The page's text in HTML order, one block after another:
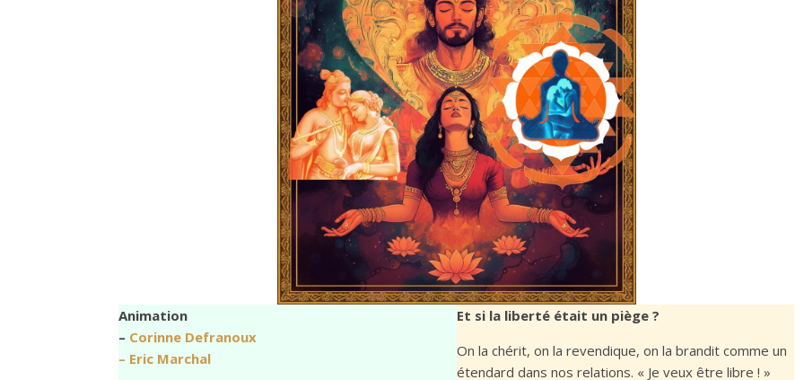
Animation
– Corinne Defranoux
– Eric Marchal
Et si la liberté était un piège ?
On la chérit, on la revendique, on la brandit comme un
étendard dans nos relations. « Je veux être libre ! »